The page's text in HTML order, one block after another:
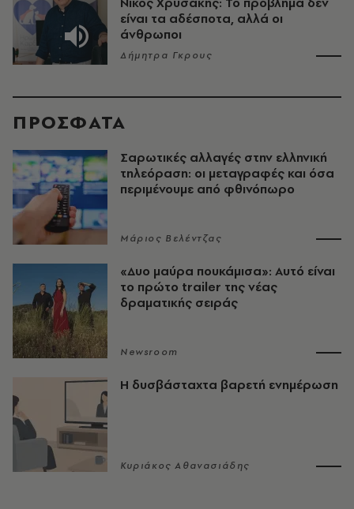
είναι τα αδέσποτα, αλλά οι
άνθρωποι
Δήμητρα Γκρους
ΠΡΟΣΦΑΤΑ
Σαρωτικές αλλαγές στην ελληνική
τηλεόραση: οι μεταγραφές και όσα
περιμένουμε από φθινόπωρο
Μάριος Βελέντζας
«Δυο μαύρα πουκάμισα»: Αυτό είναι
το πρώτο trailer της νέας
δραματικής σειράς
Newsroom
Η δυσβάσταχτα βαρετή ενημέρωση
Κυριάκος Αθανασιάδης